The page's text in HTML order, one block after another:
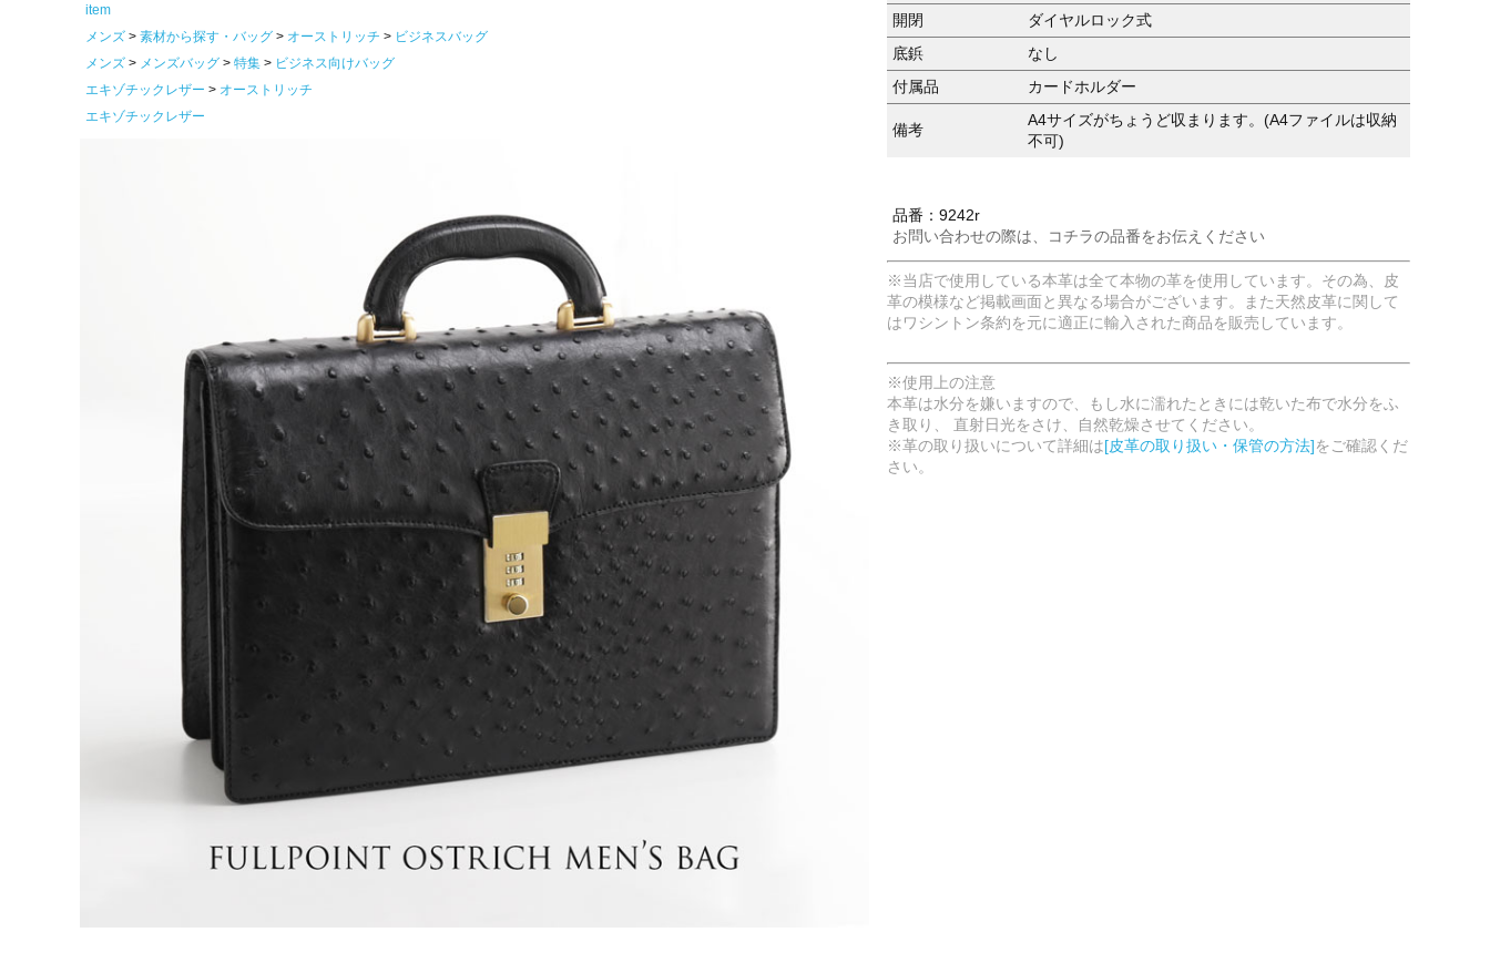
item
メンズ
素材から探す・バッグ オーストリッチ
ビジネスバッグ
メンズ
メンズバッグ 特集
ビジネス向けバッグ
エキゾチックレザー
オーストリッチ
エキゾチックレザー
開閉
ダイヤルロック式
底鋲
なし
付属品
カードホルダー
備考
A4サイズがちょうど収まります。(A4ファイルは収納
不可)
品番：9242r
お問い合わせの際は、コチラの品番をお伝えください
※当店で使用している本革は全て本物の革を使用しています。その為、皮
革の模様など掲載画面と異なる場合がございます。また天然皮革に関して
はワシントン条約を元に適正に輸入された商品を販売しています。
※使用上の注意
本革は水分を嫌いますので、もし水に濡れたときには乾いた布で水分をふ
き取り、 直射日光をさけ、自然乾燥させてください。
※革の取り扱いについて詳細は[皮革の取り扱い・保管の方法]をご確認くだ
さい。